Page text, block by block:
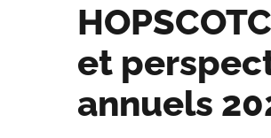
et
annuels